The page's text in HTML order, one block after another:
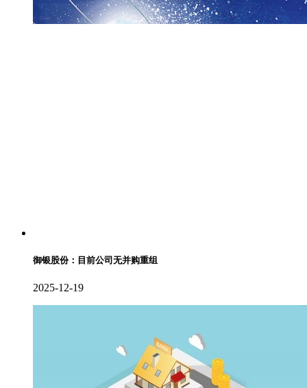
御银股份：目前公司无并购重组
2025-12-19